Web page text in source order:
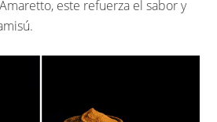
este refuerza el sabor y